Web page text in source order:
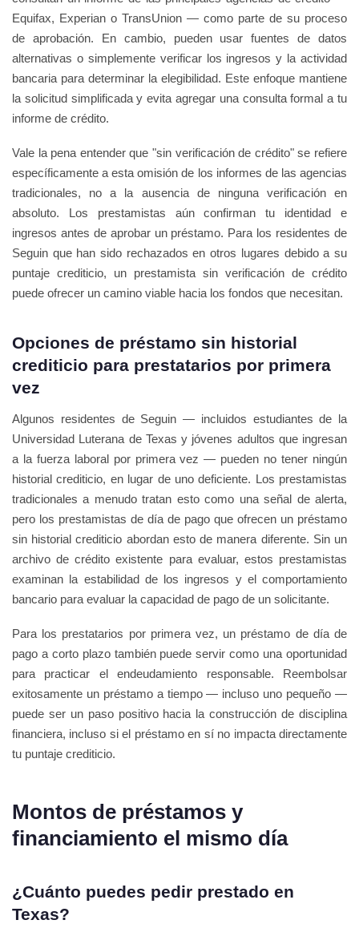
Equifax, Experian o TransUnion — como parte de su proceso
de aprobación. En cambio, pueden usar fuentes de datos
alternativas o simplemente verificar los ingresos y la actividad
bancaria para determinar la elegibilidad. Este enfoque mantiene
la solicitud simplificada y evita agregar una consulta formal a tu
informe de crédito.
Vale la pena entender que "sin verificación de crédito" se refiere
específicamente a esta omisión de los informes de las agencias
tradicionales, no a la ausencia de ninguna verificación en
absoluto. Los prestamistas aún confirman tu identidad e
ingresos antes de aprobar un préstamo. Para los residentes de
Seguin que han sido rechazados en otros lugares debido a su
puntaje crediticio, un prestamista sin verificación de crédito
puede ofrecer un camino viable hacia los fondos que necesitan.
Opciones de préstamo sin historial
crediticio para prestatarios por primera
vez
Algunos residentes de Seguin — incluidos estudiantes de la
Universidad Luterana de Texas y jóvenes adultos que ingresan
a la fuerza laboral por primera vez — pueden no tener ningún
historial crediticio, en lugar de uno deficiente. Los prestamistas
tradicionales a menudo tratan esto como una señal de alerta,
pero los prestamistas de día de pago que ofrecen un préstamo
sin historial crediticio abordan esto de manera diferente. Sin un
archivo de crédito existente para evaluar, estos prestamistas
examinan la estabilidad de los ingresos y el comportamiento
bancario para evaluar la capacidad de pago de un solicitante.
Para los prestatarios por primera vez, un préstamo de día de
pago a corto plazo también puede servir como una oportunidad
para practicar el endeudamiento responsable. Reembolsar
exitosamente un préstamo a tiempo — incluso uno pequeño —
puede ser un paso positivo hacia la construcción de disciplina
financiera, incluso si el préstamo en sí no impacta directamente
tu puntaje crediticio.
Montos de préstamos y
financiamiento el mismo día
¿Cuánto puedes pedir prestado en
Texas?